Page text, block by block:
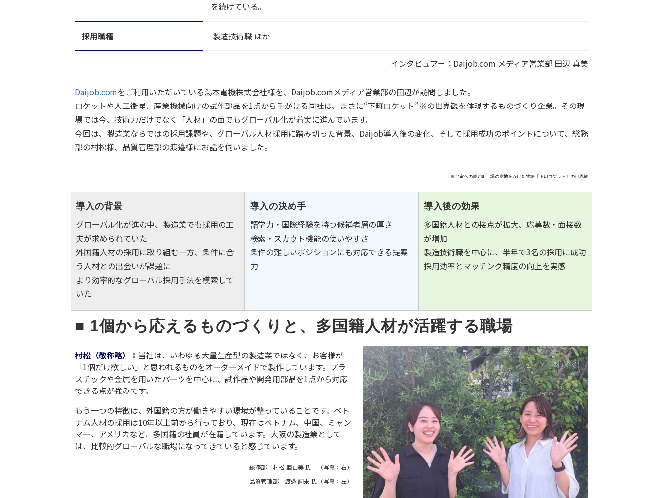
を続けている。
採用職種 製造技術職 ほか
インタビュアー：Daijob.com メディア営業部 田辺 真美
Daijob.comをご利用いただいている湯本電機株式会社様を、 Daijob.comメディア営業部の田辺が訪問しました。
ロケットや人工衛星、産業機械向けの試作部品を1点から手がける同社は、まさに“下町ロケット”※の世界観を体現するものづくり企業。その現
場では今、技術力だけでなく「人材」の面でもグローバル化が着実に進んでいます。
今回は、製造業ならではの採用課題や、グローバル人材採用に踏み切った背景、 Daijob導入後の変化、そして採用成功のポイントについて、総務
部の村松様、品質管理部の渡邉様にお話を伺いました。
※宇宙への夢と町工場の意地をかけた物語『下町ロケット』の世界観
導入の背景
グローバル化が進む中、製造業でも採用の工
夫が求められていた
外国籍人材の採用に取り組む一方、条件に合
う人材との出会いが課題に
より効率的なグローバル採用手法を模索して
いた
導入の決め手
語学力・国際経験を持つ候補者層の厚さ
検索・スカウト機能の使いやすさ
条件の難しいポジションにも対応できる提案
力
導入後の効果
多国籍人材との接点が拡大、応募数・面接数
が増加
製造技術職を中心に、半年で3名の採用に成功
採用効率とマッチング精度の向上を実感
■ 1個から応えるものづくりと、多国籍人材が活躍する職場
村松（敬称略）： 当社は、いわゆる大量生産型の製造業ではなく、お客様が
「1個だけ欲しい」と思われるものをオーダーメイドで製作しています。プラ
スチックや金属を用いたパーツを中心に、試作品や開発用部品を1点から対応
できる点が強みです。
もう一つの特徴は、外国籍の方が働きやすい環境が整っていることです。ベト
ナム人材の採用は10年以上前から行っており、現在はベトナム、中国、ミャン
マー、アメリカなど、多国籍の社員が在籍しています。大阪の製造業として
は、比較的グローバルな職場になってきていると感じています。
総務部 村松 亜由美 氏 （写真：右）
品質管理部 渡邉 詞未 氏（写真：左）